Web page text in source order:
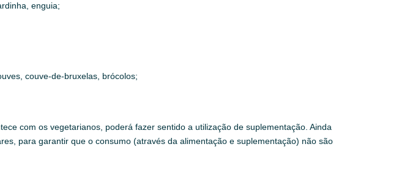
enguia;
couve-de-bruxelas, brócolos;
com os vegetarianos, poderá fazer sentido a utilização de suplementação. Ainda
para garantir que o consumo (através da alimentação e suplementação) não são